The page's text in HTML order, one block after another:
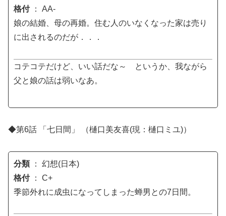
格付： AA-
娘の結婚、母の再婚。住む人のいなくなった家は売り
に出されるのだが．．．
コテコテだけど、いい話だな～ というか、我ながら
父と娘の話は弱いなあ。
◆第6話 「七日間」 （樋口美友喜(現：樋口ミユ)）
分類： 幻想(日本)
格付： C+
季節外れに成虫になってしまった蝉男との7日間。